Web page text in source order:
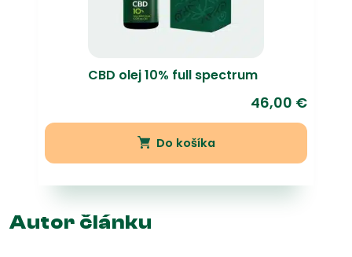
CBD olej 10% full spectrum
46,00 €
Do košíka
Autor článku